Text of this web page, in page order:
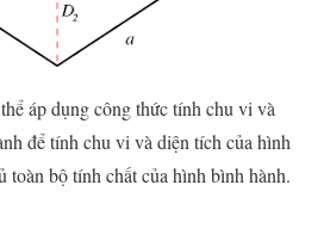
áp dụng công thức tính chu vi và
để tính chu vi và diện tích của hình
bộ tính chất của hình bình hành.